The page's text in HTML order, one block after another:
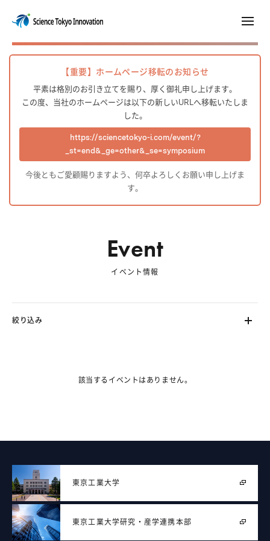
【重要】ホームページ移転のお知らせ
平素は格別のお引き立てを賜り、厚く御礼申し上げます。
この度、当社のホームページは以下の新しいURLへ移転いたしま
した。
https://sciencetokyo-i.com/event/?
_st=end&_ge=other&_se=symposium
今後ともご愛顧賜りますよう、何卒よろしくお願い申し上げま
す。
Event
イベント情報
絞り込み
該当するイベントはありません。
東京工業大学
東京工業大学研究・産学連携本部